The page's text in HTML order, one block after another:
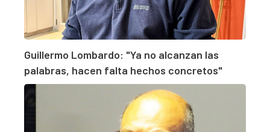
Guillermo Lombardo: "Ya no alcanzan las
palabras, hacen falta hechos concretos"